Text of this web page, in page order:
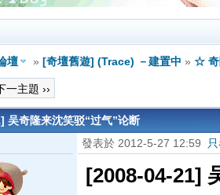
壇 » [奇壇舊遊] (Trace) －建置中 » ☆
一主題 ››
吴奇隆来沈笑驳“过气”论断
發表於 2012-5-27 12:59
[2008-04-21]